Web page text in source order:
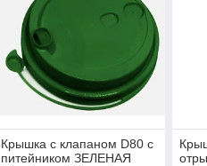
Крышка с клапаном D80 с
питейником ЗЕЛЕНАЯ